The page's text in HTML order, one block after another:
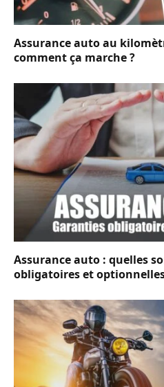
Assurance auto au
comment ça marche ?
Assurance auto : quelles
obligatoires et